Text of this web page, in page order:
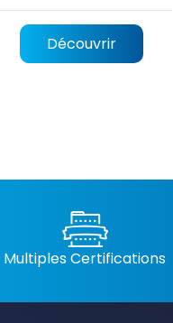
Découvrir
Multiples Certifications